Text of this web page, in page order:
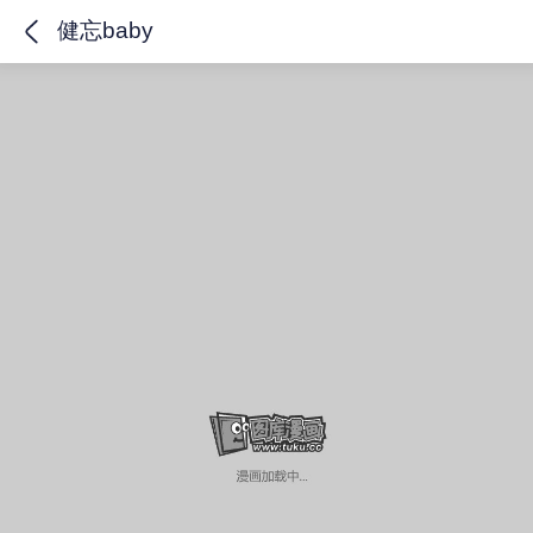
健忘baby